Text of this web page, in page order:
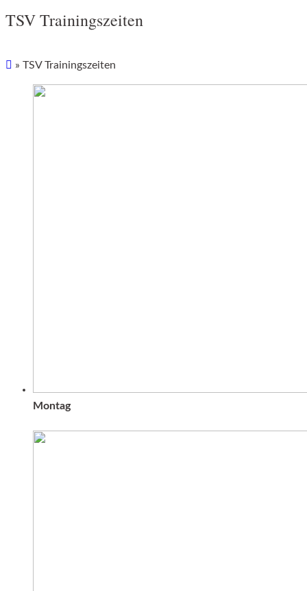
TSV Trainingszeiten
» TSV Trainingszeiten
Montag